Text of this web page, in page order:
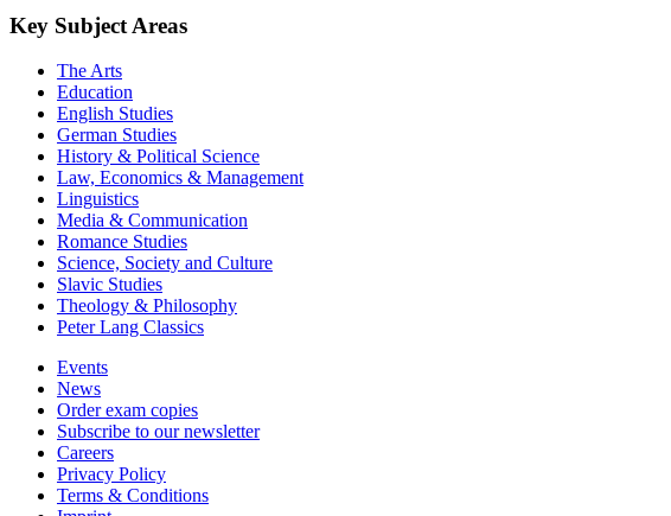
Key Subject Areas
The Arts
Education
English Studies
German Studies
History & Political Science
Law, Economics & Management
Linguistics
Media & Communication
Romance Studies
Science, Society and Culture
Slavic Studies
Theology & Philosophy
Peter Lang Classics
Events
News
Order exam copies
Subscribe to our newsletter
Careers
Privacy Policy
Terms & Conditions